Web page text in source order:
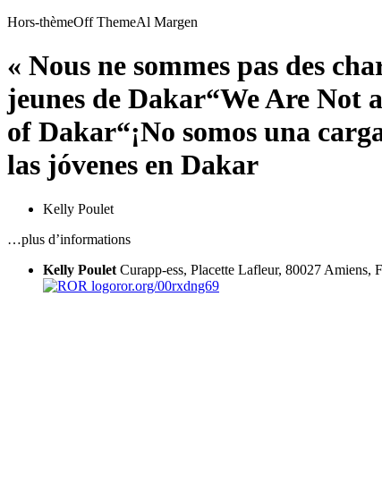
Hors-thèmeOff ThemeAl Margen
« Nous ne sommes pas des
jeunes de Dakar“We Are Not
of Dakar“¡No somos una
las jóvenes en Dakar
Kelly Poulet
…plus d’informations
Kelly Poulet Curapp-ess, Placette Lafleur, 80027 Amiens,
ror.org/00rxdng69